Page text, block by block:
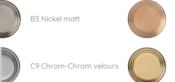
B3 Nickel matt
C9 Chrom-Chrom velours